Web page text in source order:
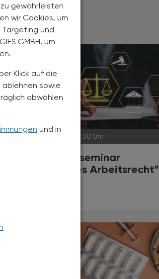
gewährleisten
wir Cookies, um
und
GMBH, um
Klick auf die
sowie
abwählen
und in
, 17.30 Uhr
Aspirantenseminar
“Praktisches Arbeitsrecht”